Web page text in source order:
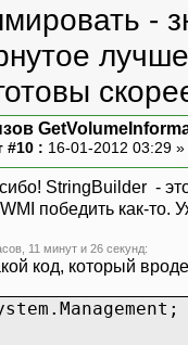
out
uint
out
uint
uint
);
static voidMain
uint
uint
uint
-
#10 : 16-01-2012 03:29 »
StringBuilder -
победить как-то.
11 минут и 26 секунд:
код, который